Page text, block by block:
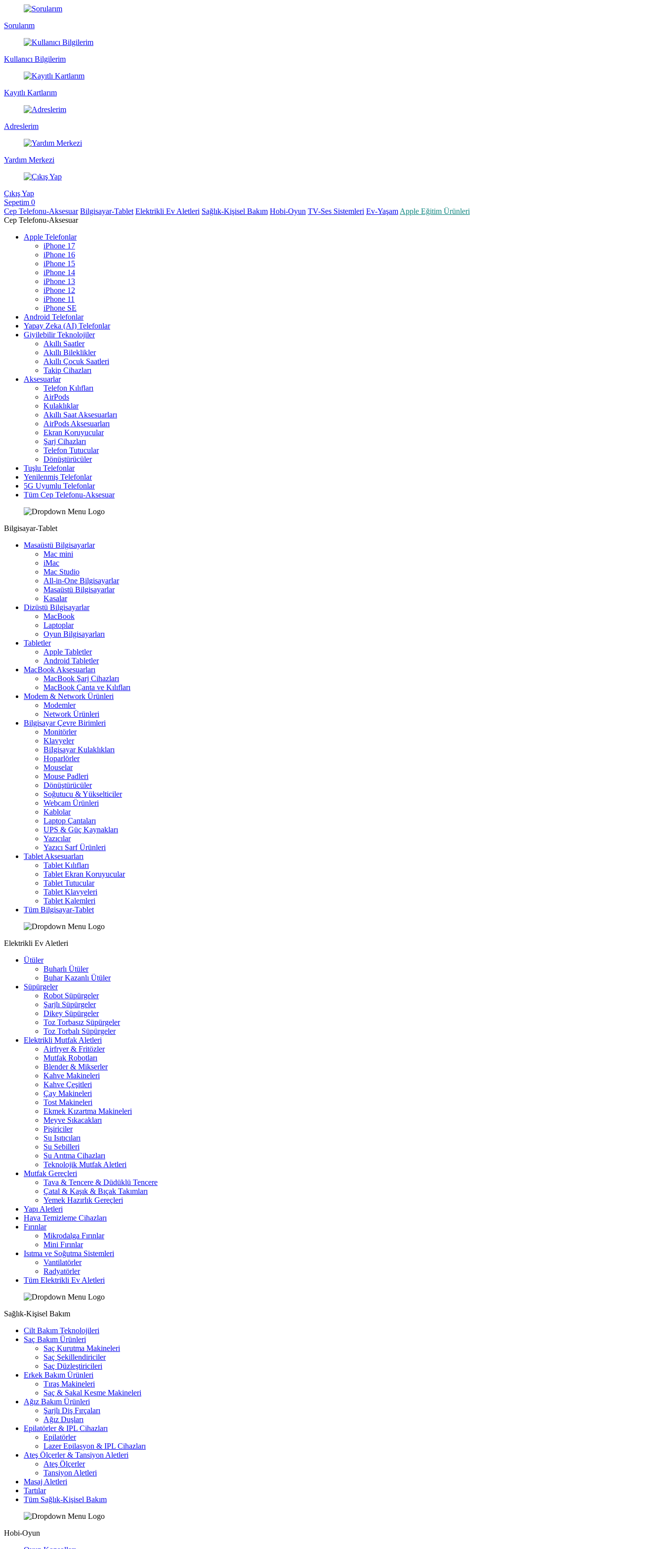
Sorularım
Kullanıcı Bilgilerim
Kayıtlı Kartlarım
Adreslerim
Yardım Merkezi
Çıkış Yap
Sepetim 0
Cep Telefonu-Aksesuar Bilgisayar-Tablet Elektrikli Ev Aletleri Sağlık-Kişisel Bakım Hobi-Oyun TV-Ses Sistemleri Ev-Yaşam Apple Eğitim Ürünleri
Cep Telefonu-Aksesuar
Apple Telefonlar
iPhone 17
iPhone 16
iPhone 15
iPhone 14
iPhone 13
iPhone 12
iPhone 11
iPhone SE
Android Telefonlar
Yapay Zeka (AI) Telefonlar
Giyilebilir Teknolojiler
Akıllı Saatler
Akıllı Bileklikler
Akıllı Çocuk Saatleri
Takip Cihazları
Aksesuarlar
Telefon Kılıfları
AirPods
Kulaklıklar
Akıllı Saat Aksesuarları
AirPods Aksesuarları
Ekran Koruyucular
Şarj Cihazları
Telefon Tutucular
Dönüştürücüler
Tuşlu Telefonlar
Yenilenmiş Telefonlar
5G Uyumlu Telefonlar
Tüm Cep Telefonu-Aksesuar
Bilgisayar-Tablet
Masaüstü Bilgisayarlar
Mac mini
iMac
Mac Studio
All-in-One Bilgisayarlar
Masaüstü Bilgisayarlar
Kasalar
Dizüstü Bilgisayarlar
MacBook
Laptoplar
Oyun Bilgisayarları
Tabletler
Apple Tabletler
Android Tabletler
MacBook Aksesuarları
MacBook Şarj Cihazları
MacBook Çanta ve Kılıfları
Modem & Network Ürünleri
Modemler
Network Ürünleri
Bilgisayar Çevre Birimleri
Monitörler
Klavyeler
BiIgisayar Kulaklıkları
Hoparlörler
Mouselar
Mouse Padleri
Dönüştürücüler
Soğutucu & Yükselticiler
Webcam Ürünleri
Kablolar
Laptop Çantaları
UPS & Güç Kaynakları
Yazıcılar
Yazıcı Sarf Ürünleri
Tablet Aksesuarları
Tablet Kılıfları
Tablet Ekran Koruyucular
Tablet Tutucular
Tablet Klavyeleri
Tablet Kalemleri
Tüm Bilgisayar-Tablet
Elektrikli Ev Aletleri
Ütüler
Buharlı Ütüler
Buhar Kazanlı Ütüler
Süpürgeler
Robot Süpürgeler
Şarjlı Süpürgeler
Dikey Süpürgeler
Toz Torbasız Süpürgeler
Toz Torbalı Süpürgeler
Elektrikli Mutfak Aletleri
Airfryer & Fritözler
Mutfak Robotları
Blender & Mikserler
Kahve Makineleri
Kahve Çeşitleri
Çay Makineleri
Tost Makineleri
Ekmek Kızartma Makineleri
Meyve Sıkacakları
Pişiriciler
Su Isıtıcıları
Su Sebilleri
Su Arıtma Cihazları
Teknolojik Mutfak Aletleri
Mutfak Gereçleri
Tava & Tencere & Düdüklü Tencere
Çatal & Kaşık & Bıçak Takımları
Yemek Hazırlık Gereçleri
Yapı Aletleri
Hava Temizleme Cihazları
Fırınlar
Mikrodalga Fırınlar
Mini Fırınlar
Isıtma ve Soğutma Sistemleri
Vantilatörler
Radyatörler
Tüm Elektrikli Ev Aletleri
Sağlık-Kişisel Bakım
Cilt Bakım Teknolojileri
Saç Bakım Ürünleri
Saç Kurutma Makineleri
Saç Şekillendiriciler
Saç Düzleştiricileri
Erkek Bakım Ürünleri
Tıraş Makineleri
Saç & Sakal Kesme Makineleri
Ağız Bakım Ürünleri
Şarjlı Diş Fırçaları
Ağız Duşları
Epilatörler & IPL Cihazları
Epilatörler
Lazer Epilasyon & IPL Cihazları
Ateş Ölçerler & Tansiyon Aletleri
Ateş Ölçerler
Tansiyon Aletleri
Masaj Aletleri
Tartılar
Tüm Sağlık-Kişisel Bakım
Hobi-Oyun